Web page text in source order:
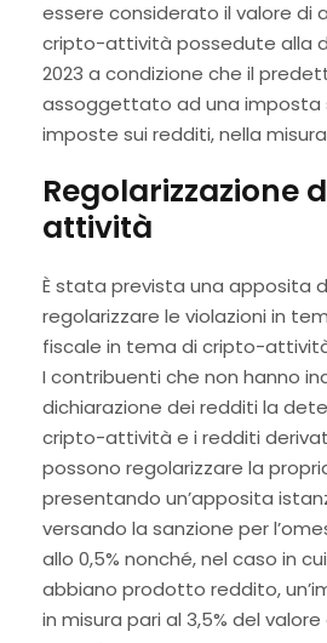
essere considerato il valore di
cripto-attività possedute alla
2023 a condizione che il
assoggettato ad una imposta
imposte sui redditi, nella misura
Regolarizzazione
attività
È stata prevista una apposita
regolarizzare le violazioni in
fiscale in tema di cripto-
I contribuenti che non hanno
dichiarazione dei redditi la
cripto-attività e i redditi
possono regolarizzare la
presentando un’apposita
versando la sanzione per
allo 0,5% nonché, nel caso in
abbiano prodotto reddito,
in misura pari al 3,5% del